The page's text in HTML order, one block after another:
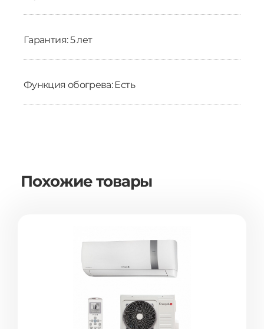
Гарантия: 5 лет
Функция обогрева: Есть
Похожие товары